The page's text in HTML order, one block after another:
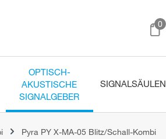
0
OPTISCH-
AKUSTISCHE
SIGNALGEBER
SIGNALSÄULEN
Pyra PY X-MA-05 Blitz/Schall-Kombi